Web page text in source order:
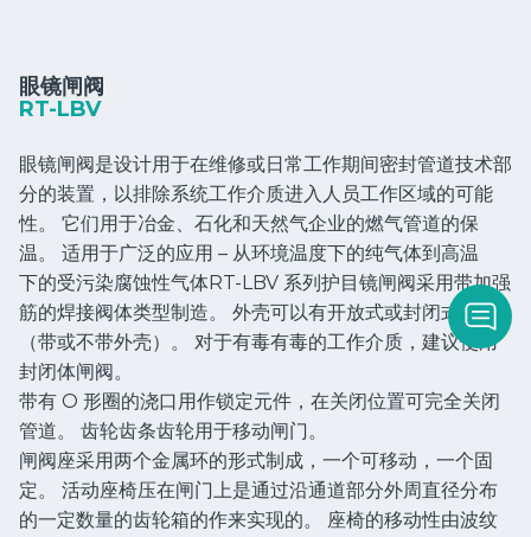
眼镜闸阀
RT-LBV
眼镜闸阀是设计用于在维修或日常工作期间密封管道技术部
分的装置，以排除系统工作介质进入人员工作区域的可能
性。 它们用于冶金、石化和天然气企业的燃气管道的保
温。 适用于广泛的应用 – 从环境温度下的纯气体到高温
下的受污染腐蚀性气体RT-LBV 系列护目镜闸阀采用带加强
筋的焊接阀体类型制造。 外壳可以有开放式或封闭式设计
（带或不带外壳）。 对于有毒有毒的工作介质，建议使用
封闭体闸阀。
带有 O 形圈的浇口用作锁定元件，在关闭位置可完全关闭
管道。 齿轮齿条齿轮用于移动闸门。
闸阀座采用两个金属环的形式制成，一个可移动，一个固
定。 活动座椅压在闸门上是通过沿通道部分外周直径分布
的一定数量的齿轮箱的作来实现的。 座椅的移动性由波纹